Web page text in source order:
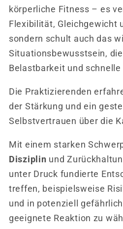
körperliche Fitness – es
Flexibilität, Gleichgewicht
sondern schult auch das
Situationsbewusstsein,
Belastbarkeit und schnelle
Die Praktizierenden
der Stärkung und ein
Selbstvertrauen über die
Mit einem starken
Disziplin und
unter Druck fundierte
treffen, beispielsweise
und in potenziell
geeignete Reaktion zu